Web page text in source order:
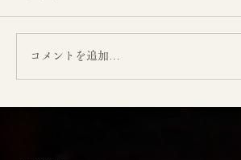
皆様からのご感想【F様より】
コメントを追加…